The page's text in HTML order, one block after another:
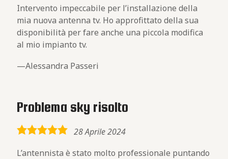
Intervento impeccabile per l’installazione della
mia nuova antenna tv. Ho approfittato della sua
disponibilità per fare anche una piccola modifica
al mio impianto tv.
Alessandra Passeri
Problema sky risolto
5,0
28 Aprile 2024
L’antennista è stato molto professionale puntando